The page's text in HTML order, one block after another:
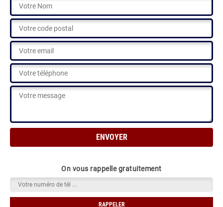
On vous rappelle gratuitement